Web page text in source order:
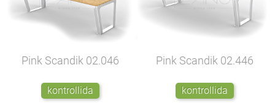
Pink Scandik 02.046
kontrollida
Pink Scandik 02.446
kontrollida